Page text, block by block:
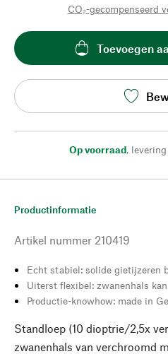
CO₂-gecompenseerd
Toevoegen
Op voorraad,
Productinformatie
Artikel nummer 210419
Echt stabiel: solide gietijzeren
Uiterst flexibel: zwanenhals
Productie-knowhow: made in
Standloep (10 dioptrie/2,5x
zwanenhals van verchroomd